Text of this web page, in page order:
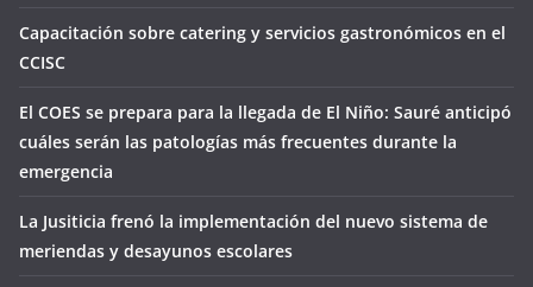
Capacitación sobre catering y servicios gastronómicos en el
CCISC
El COES se prepara para la llegada de El Niño: Sauré anticipó
cuáles serán las patologías más frecuentes durante la
emergencia
La Jusiticia frenó la implementación del nuevo sistema de
meriendas y desayunos escolares